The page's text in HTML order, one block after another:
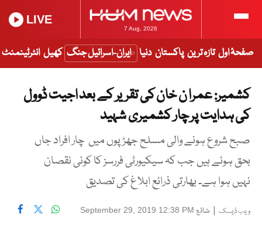
7 Aug, 2026
LIVE
صفحۂ اول تازہ ترین پاکستان دنیا ایران-اسرائیل جنگ کھیل انٹرٹینمنٹ
کشمیر: عمرا ن خان کی تقریر کے بعد اجیت ڈوول
کی ہدایت پر چار کشمیری شہید
صبح شروع ہونے والی مسلح جھڑپوں میں چار افراد جاں
بحق ہوئے ہیں جب کہ سیکیورٹی فررسز کا کوئی نقصان
نہیں ہوا ہے۔ بھارتی ذرائع ابلاغ کی تصدیق
ویب ڈیسک | شائع September 29, 2019 12:38 PM